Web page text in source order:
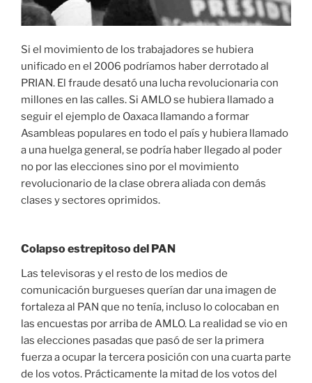
Si el movimiento de los trabajadores se hubiera
unificado en el 2006 podríamos haber derrotado al
PRIAN. El fraude desató una lucha revolucionaria con
millones en las calles. Si AMLO se hubiera llamado a
seguir el ejemplo de Oaxaca llamando a formar
Asambleas populares en todo el país y hubiera llamado
a una huelga general, se podría haber llegado al poder
no por las elecciones sino por el movimiento
revolucionario de la clase obrera aliada con demás
clases y sectores oprimidos.
Colapso estrepitoso del PAN
Las televisoras y el resto de los medios de
comunicación burgueses querían dar una imagen de
fortaleza al PAN que no tenía, incluso lo colocaban en
las encuestas por arriba de AMLO. La realidad se vio en
las elecciones pasadas que pasó de ser la primera
fuerza a ocupar la tercera posición con una cuarta parte
de los votos. Prácticamente la mitad de los votos del